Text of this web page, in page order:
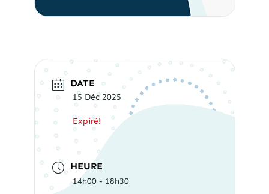
DATE
15 Déc 2025
Expiré!
HEURE
14h00 - 18h30